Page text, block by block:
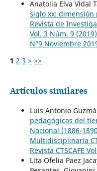
Anatolia Elva Vidal
siglo xx: dimensión
Revista de
Vol. 3 Núm. 9
N°9 Noviembre
1 2 3 > >>
Artículos similares
Luis Antonio
pedagógicas del
Nacional (1886-
Multidisciplinaria
Revista CTSCAFE
Lita Ofelia Paez